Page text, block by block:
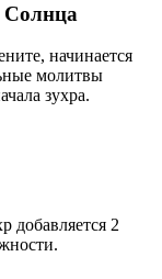
Солнца
начинается
молитвы
зухра.
добавляется 2